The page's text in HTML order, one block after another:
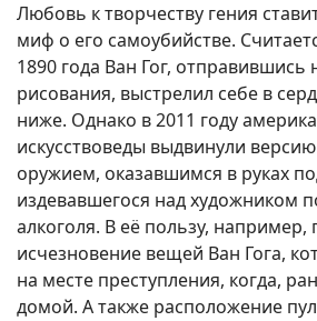
Любовь к творчеству гения
миф о его самоубийстве.
1890 года Ван Гог, отправившись
рисования, выстрелил себе в
ниже. Однако в 2011 году
искусствоведы выдвинули
оружием, оказавшимся в руках
издевавшегося над художником
алкоголя. В её пользу, например,
исчезновение вещей Ван Гога,
на месте преступления, когда,
домой. А также расположение